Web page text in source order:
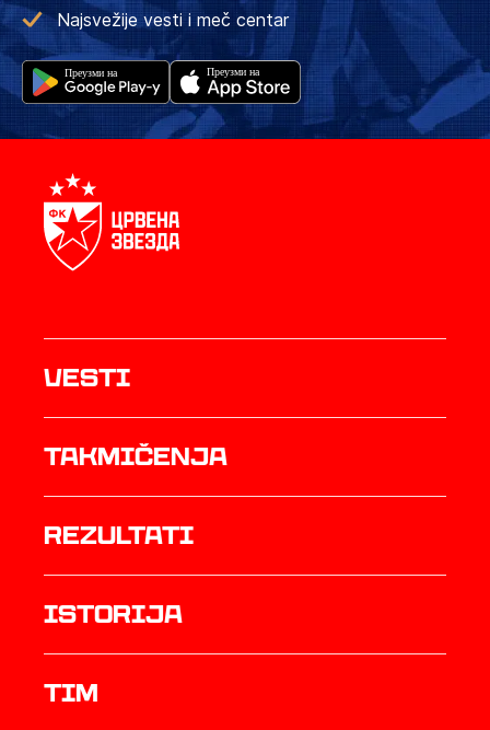
Najsvežije vesti i meč centar
Vesti
Takmičenja
rezultati
istorija
TIM